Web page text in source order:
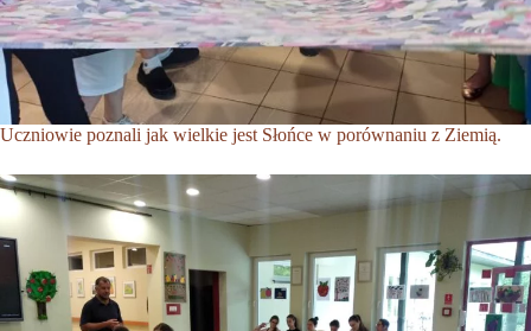
Uczniowie poznali jak wielkie jest Słońce w porównaniu z Ziemią.